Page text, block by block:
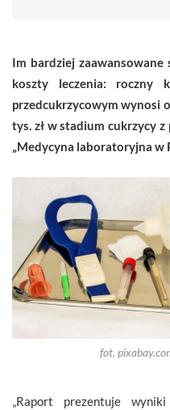
Im bardziej zaawansowane
koszty leczenia: roczny
przedcukrzycowym wynosi
tys. zł w stadium cukrzycy
„Medycyna laboratoryjna w
fot.
„Raport prezentuje